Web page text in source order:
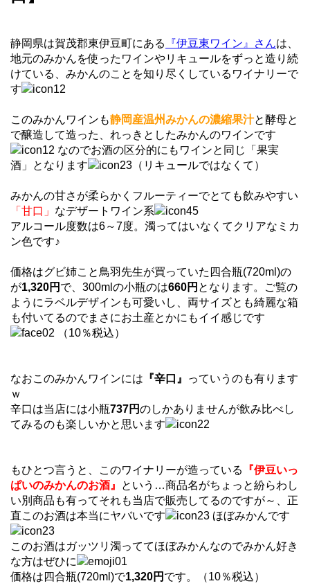
静岡県は賀茂郡東伊豆町にある 『伊豆東ワイン』さんは、
地元のみかんを使ったワインやリキュールをずっと造り続
けている、みかんのことを知り尽くしているワイナリーで
す
このみかんワインも静岡産温州みかんの濃縮果汁と酵母と
で醸造して造った、れっきとしたみかんのワインです
なのでお酒の区分的にもワインと同じ「果実
酒」となります
（リキュールではなくて）
みかんの甘さが柔らかくフルーティーでとても飲みやすい
「甘口」 なデザートワイン系
アルコール度数は6～7度。濁ってはいなくてクリアなミカ
ン色です♪
価格はグビ姉こと鳥羽先生が買っていた四合瓶(720ml)の
が1,320円 で、300mlの小瓶のは660円 となります。ご覧の
ようにラベルデザインも可愛いし、両サイズとも綺麗な箱
も付いてるのでまさにお土産とかにもイイ感じです
（10％税込）
なおこのみかんワインには 『辛口』
っていうのも有ります
ｗ
辛口は当店には小瓶737円のしかありませんが飲み比べし
てみるのも楽しいかと思います
もひとつ言うと、このワイナリーが造っている
『伊豆いっ
ぱいのみかんのお酒』
という…商品名がちょっと紛らわし
い別商品も有ってそれも当店で販売してるのですが～、正
直このお酒は本当にヤバいです
ほぼみかんです
このお酒はガッツリ濁っててほぼみかんなのでみかん好き
な方はぜひに
価格は四合瓶(720ml)で1,320円 です。（10％税込）